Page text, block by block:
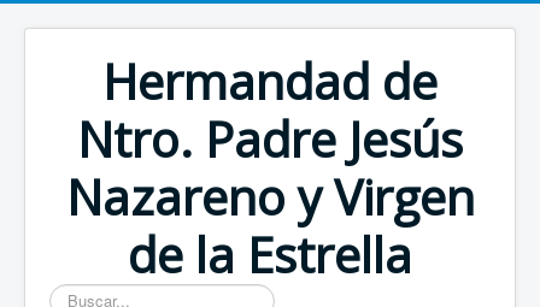
Hermandad de
Ntro. Padre Jesús
Nazareno y Virgen
de la Estrella
Buscar...